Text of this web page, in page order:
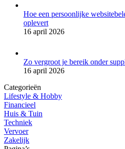
Hoe een persoonlijke
oplevert
16 april 2026
Zo vergroot je bereik onder
16 april 2026
Categorieën
Lifestyle & Hobby
Financieel
Huis & Tuin
Techniek
Vervoer
Zakelijk